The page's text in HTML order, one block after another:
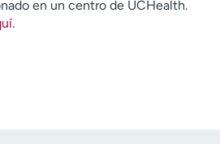
en un centro de UCHealth.
.